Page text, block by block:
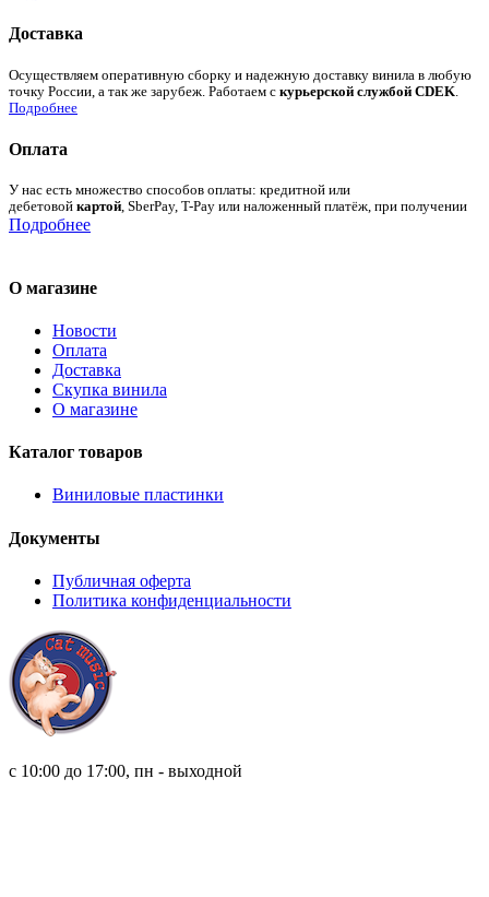
Доставка
Осуществляем оперативную сборку и надежную доставку винила в любую
точку России, а так же зарубеж. Работаем с курьерской службой CDEK
Подробнее
Оплата
У нас есть множество способов оплаты: кредитной или
дебетовой картой, SberPay, T-Pay или наложенный платёж, при получении
Подробнее
О магазине
Новости
Оплата
Доставка
Скупка винила
О магазине
Каталог товаров
Виниловые пластинки
Документы
Публичная оферта
Политика конфиденциальности
с 10:00 до 17:00, пн - выходной